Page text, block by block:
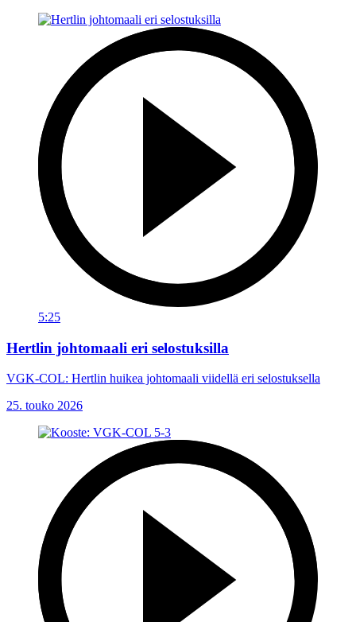
5:25
Hertlin johtomaali eri selostuksilla
VGK-COL: Hertlin huikea johtomaali viidellä eri selostuksella
25. touko 2026